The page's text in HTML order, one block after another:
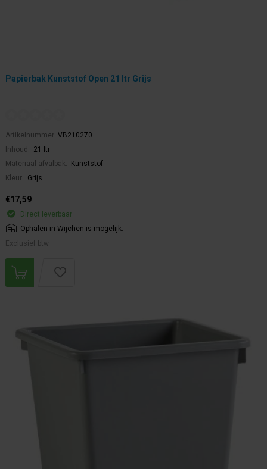
Papierbak Kunststof Open 21 ltr Grijs
Artikelnummer: VB210270
Inhoud:
21 ltr
Materiaal afvalbak:
Kunststof
Kleur:
Grijs
€17,59
Direct leverbaar
Ophalen in Wijchen is mogelijk.
Exclusief btw.